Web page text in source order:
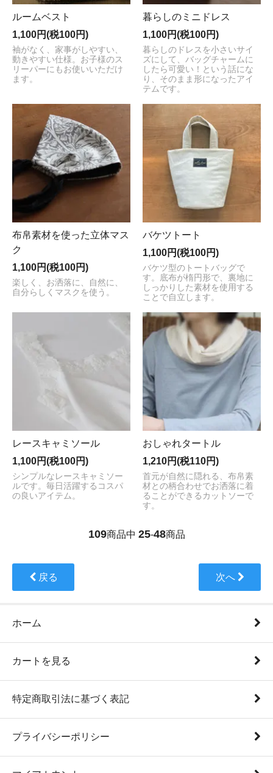
ルームベスト
1,100円(税100円)
袖がなく、家事がしやすい、
動きやすい仕様。お子様のス
リーパーにもお使いいただけ
ます。
暮らしのミニドレス
1,100円(税100円)
暮らしのドレスを小さいサイ
ズにして、バッグチャームに
したら可愛い！という話にな
り、そのまま形になったアイ
テムです。
布帛素材を使った立体マス
ク
1,100円(税100円)
楽しく、お洒落に、自然に、
自分らしくマスクを使う。
バケツトート
1,100円(税100円)
バケツ型のトートバッグで
す。底布が楕円形で、裏地に
しっかりした素材を使用する
ことで自立します。
レースキャミソール
1,100円(税100円)
シンプルなレースキャミソー
ルです。毎日活躍するコスパ
の良いアイテム。
おしゃれタートル
1,210円(税110円)
首元が自然に隠れる、布帛素
材との柄合わせでお洒落に着
ることができるカットソーで
す。
109商品中 25-48商品
戻る 次へ
ホーム
カートを見る
特定商取引法に基づく表記
プライバシーポリシー